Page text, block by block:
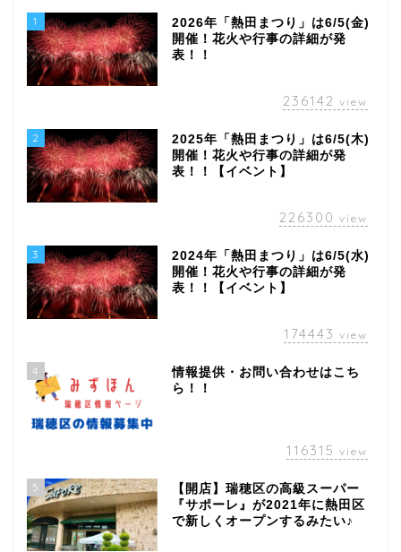
1
2026年「熱田まつり」は6/5(金)
開催！花火や行事の詳細が発
表！！
236142 view
2
2025年「熱田まつり」は6/5(木)
開催！花火や行事の詳細が発
表！！【イベント】
226300 view
3
2024年「熱田まつり」は6/5(水)
開催！花火や行事の詳細が発
表！！【イベント】
174443 view
4
情報提供・お問い合わせはこち
ら！！
116315 view
5
【開店】瑞穂区の高級スーパー
『サポーレ』が2021年に熱田区
で新しくオープンするみたい♪